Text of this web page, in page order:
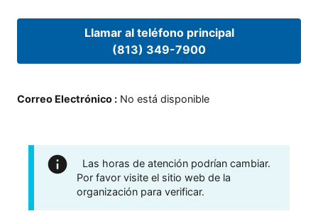
Llamar al teléfono principal
(813) 349-7900
Correo Electrónico : No está disponible
Las horas de atención podrían cambiar.
Por favor visite el sitio web de la
organización para verificar.